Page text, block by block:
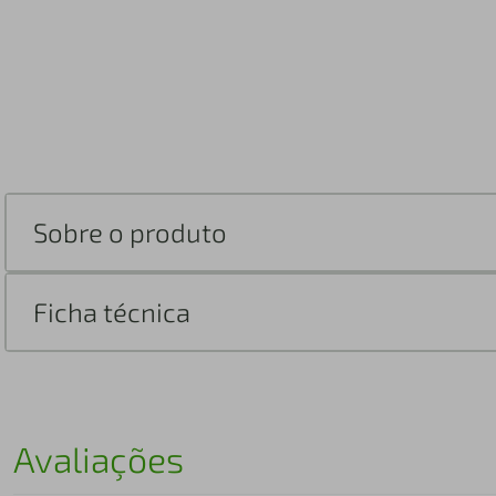
Sobre o produto
Ficha técnica
Avaliações